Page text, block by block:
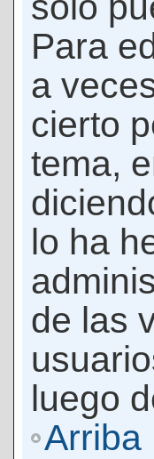
Para
a
cierto
tema,
lo ha
de las
luego
Arriba